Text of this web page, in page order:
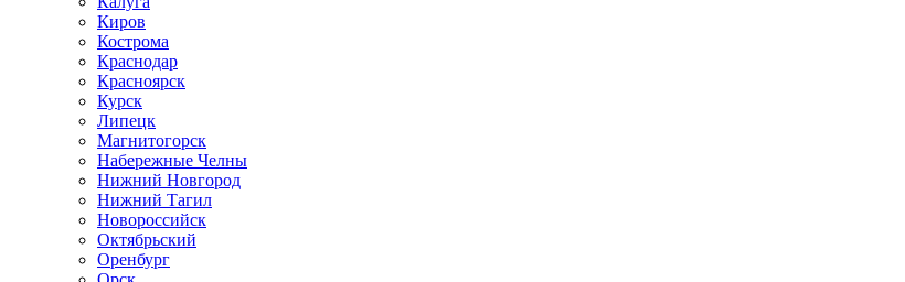
Киров
Кострома
Краснодар
Красноярск
Курск
Липецк
Магнитогорск
Набережные Челны
Нижний Новгород
Нижний Тагил
Новороссийск
Октябрьский
Оренбург